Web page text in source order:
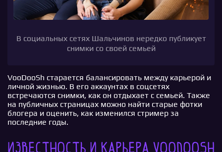
В социальных сетях Шальчинов нередко публикует
снимки со своей семьей
VooDooSh старается балансировать между карьерой и
личной жизнью. В его аккаунтах в соцсетях
встречаются снимки, как он отдыхает с семьей. Также
на публичных страницах можно найти старые фотки
блогера и оценить, как изменился стример за
последние годы.
Известность и карьера VooDooSh